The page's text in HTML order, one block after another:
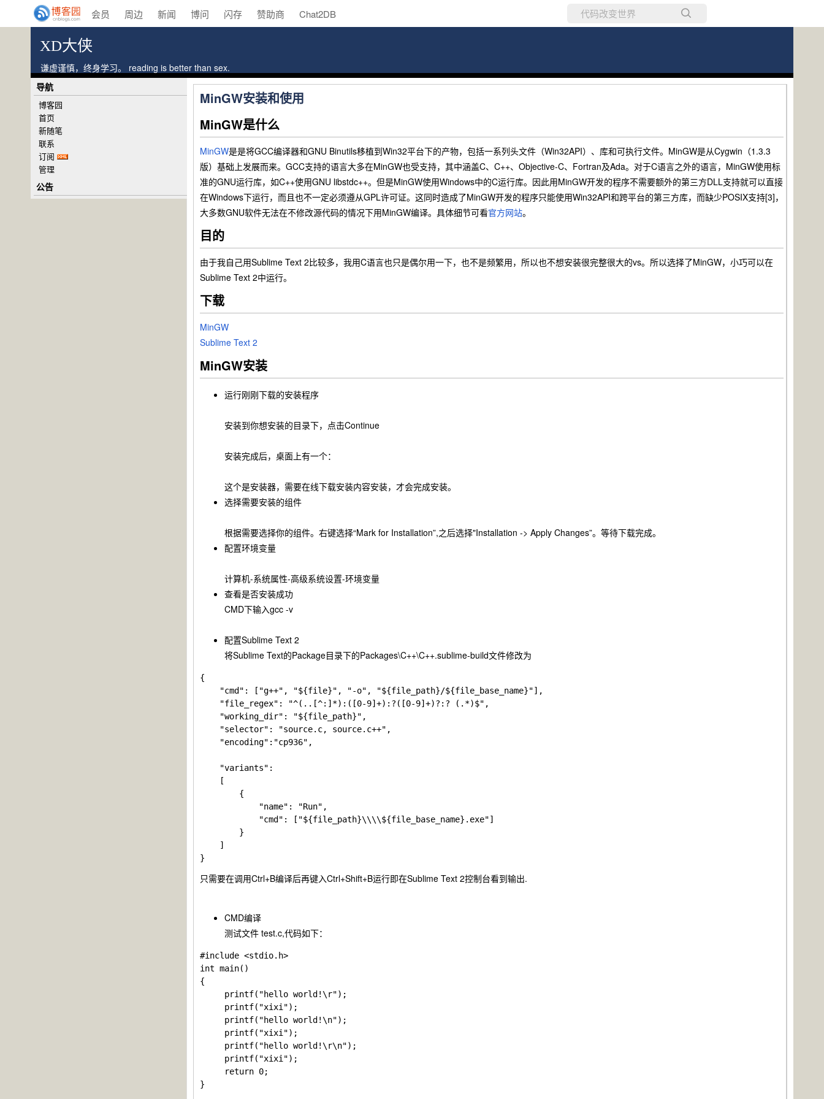
会员 周边 新闻 博问 闪存 赞助商 Chat2DB
XD大侠
谦虚谨慎，终身学习。 reading is better than sex.
MinGW安装和使用
MinGW是什么
MinGW是是将GCC编译器和GNU Binutils移植到Win32平台下的产物，包括一系列头文件（Win32API）、库和可执行文件。MinGW是从Cygwin（1.3.3
版）基础上发展而来。GCC支持的语言大多在MinGW也受支持，其中涵盖C、C++、Objective-C、Fortran及Ada。对于C语言之外的语言，MinGW使用标
准的GNU运行库，如C++使用GNU libstdc++。但是MinGW使用Windows中的C运行库。因此用MinGW开发的程序不需要额外的第三方DLL支持就可以直接
在Windows下运行，而且也不一定必须遵从GPL许可证。这同时造成了MinGW开发的程序只能使用Win32API和跨平台的第三方库，而缺少POSIX支持[3]，
大多数GNU软件无法在不修改源代码的情况下用MinGW编译。具体细节可看官方网站。
目的
由于我自己用Sublime Text 2比较多，我用C语言也只是偶尔用一下，也不是频繁用，所以也不想安装很完整很大的vs。所以选择了MinGW，小巧可以在
Sublime Text 2中运行。
下载
MinGW
Sublime Text 2
MinGW安装
运行刚刚下载的安装程序
安装到你想安装的目录下，点击Continue
安装完成后，桌面上有一个：
这个是安装器，需要在线下载安装内容安装，才会完成安装。
选择需要安装的组件
根据需要选择你的组件。右键选择“Mark for Installation”,之后选择"Installation -> Apply Changes”。等待下载完成。
配置环境变量
计算机-系统属性-高级系统设置-环境变量
查看是否安装成功
CMD下输入gcc -v
配置Sublime Text 2
将Sublime Text的Package目录下的Packages\C++\C++.sublime-build文件修改为
{
    "cmd": ["g++", "${file}", "-o", "${file_path}/${file_base_name}"],
    "file_regex": "^(..[^:]*):([0-9]+):?([0-9]+)?:? (.*)$",
    "working_dir": "${file_path}",
    "selector": "source.c, source.c++",
    "encoding":"cp936",
    "variants":
    [
        {
            "name": "Run",
            "cmd": ["${file_path}\\\\${file_base_name}.exe"]
        }
    ]
只需要在调用Ctrl+B编译后再键入Ctrl+Shift+B运行即在Sublime Text 2控制台看到输出.
CMD编译
测试文件 test.c,代码如下：
#include <stdio.h>
int main()
{
     printf("hello world!\r");
     printf("xixi");
     printf("hello world!\n");
     printf("xixi");
     printf("hello world!\r\n");
     printf("xixi");
     return 0;
导航
博客园
首页
新随笔
联系
订阅
管理
公告